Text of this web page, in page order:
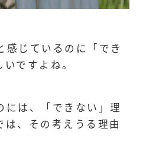
感じているのに「でき
ですよね。
には、「できない」理
は、その考えうる理由